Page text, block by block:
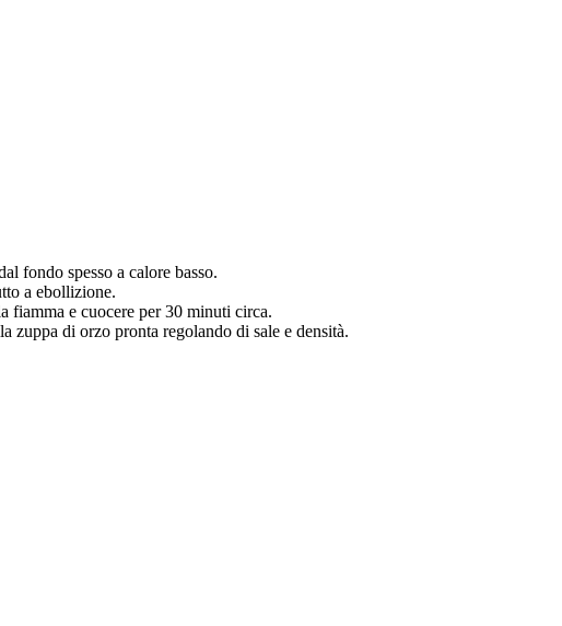
fondo spesso a calore basso.
a ebollizione.
fiamma e cuocere per 30 minuti circa.
di orzo pronta regolando di sale e densità.